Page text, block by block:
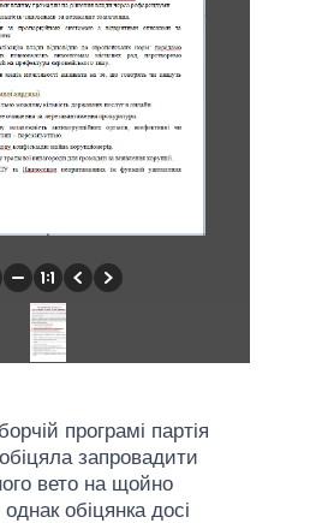
програмі партія
запровадити
вето на щойно
обіцянка досі